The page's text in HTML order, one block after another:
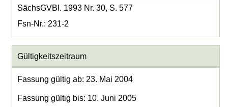
SächsGVBl. 1993 Nr. 30, S. 577
Fsn-Nr.: 231-2
Gültigkeitszeitraum
Fassung gültig ab: 23. Mai 2004
Fassung gültig bis: 10. Juni 2005